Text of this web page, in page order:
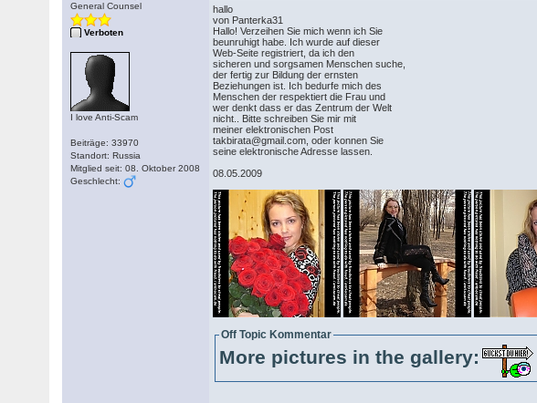
General Counsel
Verboten
I love Anti-Scam
Beiträge: 33970
Standort: Russia
Mitglied seit: 08. Oktober 2008
Geschlecht:
hallo
von Panterka31
Hallo! Verzeihen Sie mich wenn ich Sie
beunruhigt habe. Ich wurde auf dieser
Web-Seite registriert, da ich den
sicheren und sorgsamen Menschen suche,
der fertig zur Bildung der ernsten
Beziehungen ist. Ich bedurfe mich des
Menschen der respektiert die Frau und
wer denkt dass er das Zentrum der Welt
nicht.. Bitte schreiben Sie mir mit
meiner elektronischen Post
takbirata@gmail.com, oder konnen Sie
seine elektronische Adresse lassen.
08.05.2009
Off Topic Kommentar
More pictures in the gallery: